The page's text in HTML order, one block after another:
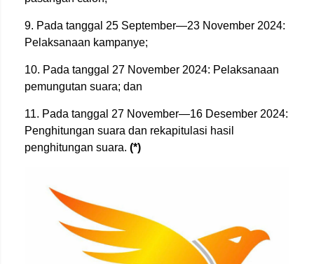
9. Pada tanggal 25 September—23 November 2024:
Pelaksanaan kampanye;
10. Pada tanggal 27 November 2024: Pelaksanaan
pemungutan suara; dan
11. Pada tanggal 27 November—16 Desember 2024:
Penghitungan suara dan rekapitulasi hasil
penghitungan suara. (*)